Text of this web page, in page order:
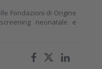
Fondazioni di Origine
neonatale e